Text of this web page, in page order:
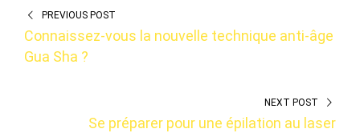
PREVIOUS POST
Connaissez-vous la nouvelle technique anti-âge
Gua Sha ?
NEXT POST
Se préparer pour une épilation au laser